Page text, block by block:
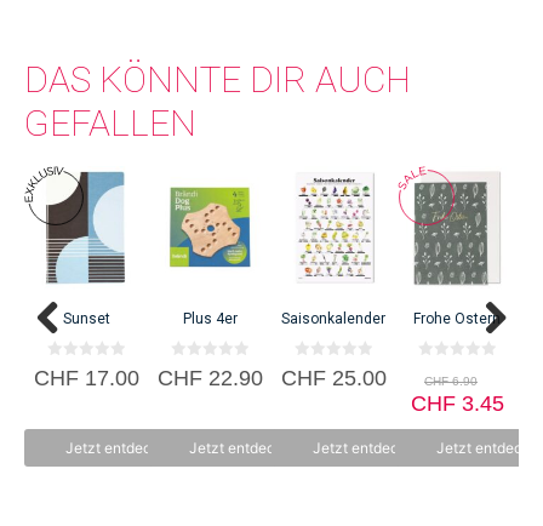
DAS KÖNNTE DIR AUCH
GEFALLEN
Sunset
0
v
5
CHF17.00
Jetzt entdecken
Plus 4er
0
v
5
CHF22.90
Jetzt entdecken
Saisonkalender
0
v
5
CHF25.00
Jetzt entdecken
Frohe Ostern
v
o
n
5
CHF6.90
Preis
CHF
CHF3.45
ist:
Jetzt